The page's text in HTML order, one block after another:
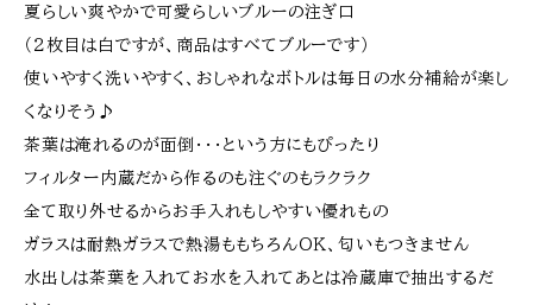
夏らしい爽やかで可愛らしいブルーの注ぎ口
（２枚目は白ですが、商品はすべてブルーです）
使いやすく洗いやすく、おしゃれなボトルは毎日の水分補給が楽し
くなりそう♪
茶葉は淹れるのが面倒・・・という方にもぴったり
フィルター内蔵だから作るのも注ぐのもラクラク
全て取り外せるからお手入れもしやすい優れもの
ガラスは耐熱ガラスで熱湯ももちろんＯＫ、匂いもつきません
水出しは茶葉を入れてお水を入れてあとは冷蔵庫で抽出するだ